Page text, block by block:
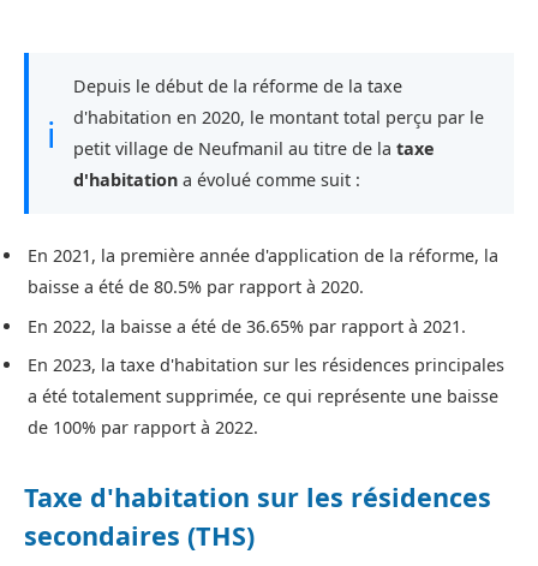
ℹ
Depuis le début de la réforme de la taxe
d'habitation en 2020, le montant total perçu par le
petit village de Neufmanil au titre de la taxe
d'habitation a évolué comme suit :
En 2021, la première année d'application de la réforme, la
baisse a été de 80.5% par rapport à 2020.
En 2022, la baisse a été de 36.65% par rapport à 2021.
En 2023, la taxe d'habitation sur les résidences principales
a été totalement supprimée, ce qui représente une baisse
de 100% par rapport à 2022.
Taxe d'habitation sur les résidences
secondaires (THS)